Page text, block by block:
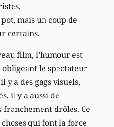
mais un coup de
certains.
film, l’humour est
le spectateur
y a des gags visuels,
il y a aussi de
drôles. Ce
qui font la force